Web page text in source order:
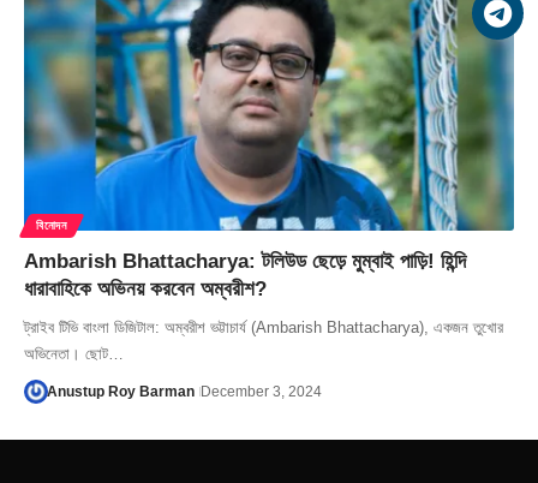
বিনোদন
Ambarish Bhattacharya: টলিউড ছেড়ে মুম্বাই পাড়ি! হিন্দি
ধারাবাহিকে অভিনয় করবেন অম্বরীশ?
ট্রাইব টিভি বাংলা ডিজিটাল: অম্বরীশ ভট্টাচার্য (Ambarish Bhattacharya), একজন তুখোর
অভিনেতা। ছোট…
Anustup Roy Barman December 3, 2024